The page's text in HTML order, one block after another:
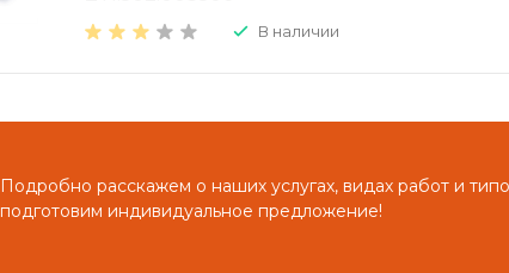
В наличии
Подробно расскажем о наших услугах, видах работ и
подготовим индивидуальное предложение!